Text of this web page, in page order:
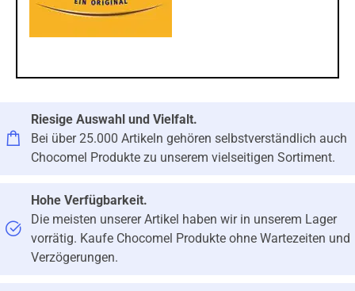
Riesige Auswahl und Vielfalt.
Bei über 25.000 Artikeln gehören selbstverständlich auch
Chocomel Produkte zu unserem vielseitigen Sortiment.
Hohe Verfügbarkeit.
Die meisten unserer Artikel haben wir in unserem Lager
vorrätig. Kaufe Chocomel Produkte ohne Wartezeiten und
Verzögerungen.